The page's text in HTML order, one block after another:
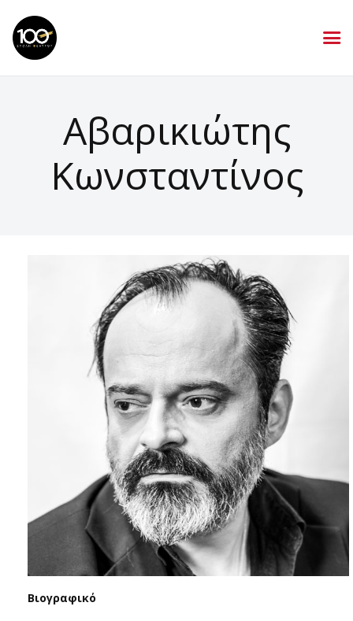
Αβαρικιώτης
Κωνσταντίνος
Βιογραφικό